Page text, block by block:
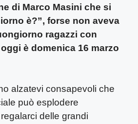
di Marco Masini che si
è?”, forse non aveva
ragazzi con
è domenica 16 marzo
alzatevi consapevoli che
può esplodere
delle grandi